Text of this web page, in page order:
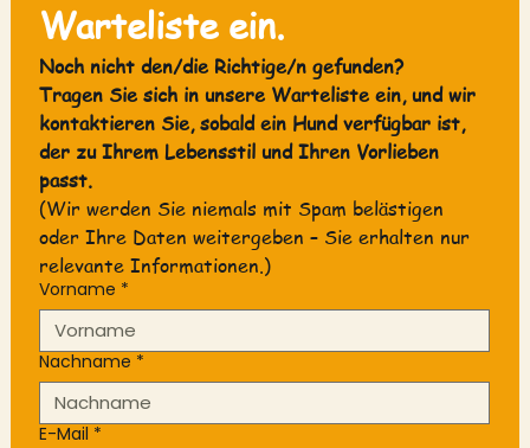
Warteliste ein.
Noch nicht den/die Richtige/n gefunden?
Tragen Sie sich in unsere Warteliste ein, und wir
kontaktieren Sie, sobald ein Hund verfügbar ist,
der zu Ihrem Lebensstil und Ihren Vorlieben
passt.
(Wir werden Sie niemals mit Spam belästigen
oder Ihre Daten weitergeben – Sie erhalten nur
relevante Informationen.)
Vorname *
Nachname *
E-Mail *